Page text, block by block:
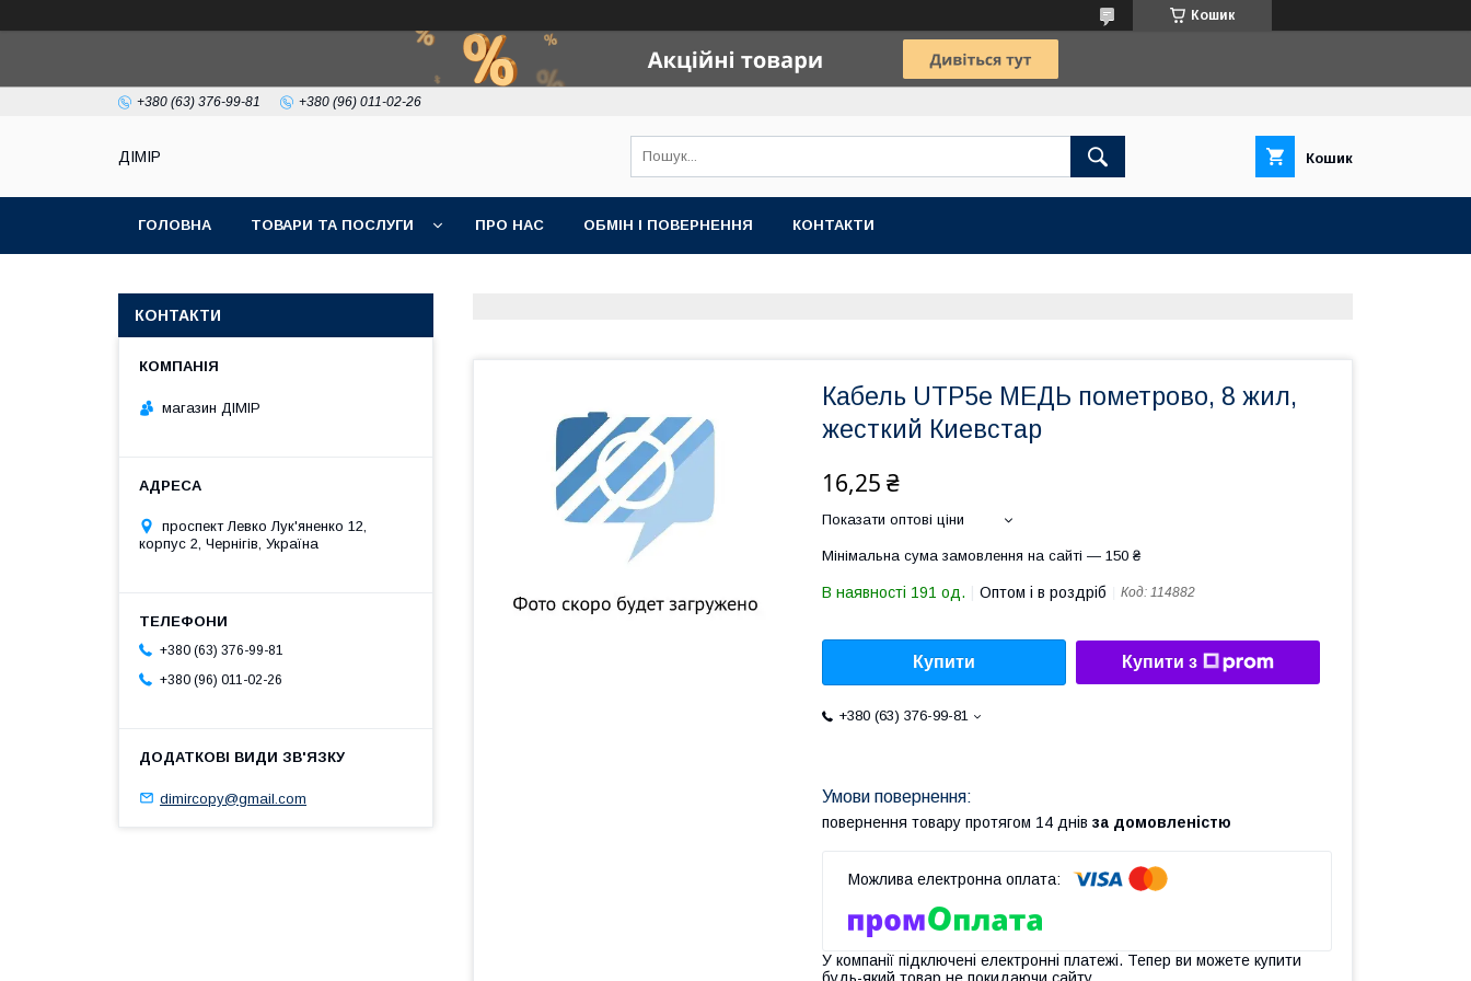
Кошик
+380 (63) 376-99-81 +380 (96) 011-02-26
ДІМІР Кошик
ГОЛОВНА ТОВАРИ ТА ПОСЛУГИ ПРО НАС ОБМІН І ПОВЕРНЕННЯ КОНТАКТИ
Кабель UTP5e МЕДЬ пометрово, 8 жил,
жесткий Киевстар
16,25 ₴
Показати оптові ціни
Мінімальна сума замовлення на сайті — 150 ₴
В наявності 191 од. Оптом і в роздріб Код: 114882
Купити Купити з
+380 (63) 376-99-81
повернення товару протягом 14 днів за домовленістю
У компанії підключені електронні платежі. Тепер ви можете купити
будь-який товар не покидаючи сайту.
КОНТАКТИ
магазин ДІМІР
проспект Левко Лук'яненко 12,
корпус 2, Чернігів, Україна
+380 (63) 376-99-81
+380 (96) 011-02-26
dimircopy@gmail.com